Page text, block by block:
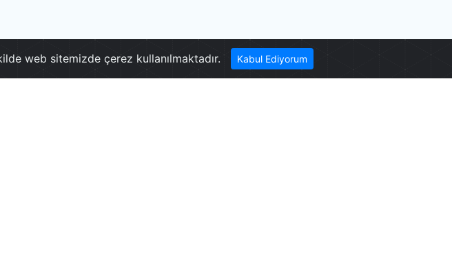
web sitemizde çerez kullanılmaktadır. Kabul Ediyorum